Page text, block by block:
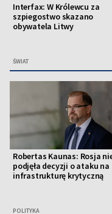
Interfax: W Królewcu za
szpiegostwo skazano
obywatela Litwy
ŚWIAT
Robertas Kaunas: Rosja
podjęła decyzji o ataku na
infrastrukturę krytyczną
POLITYKA